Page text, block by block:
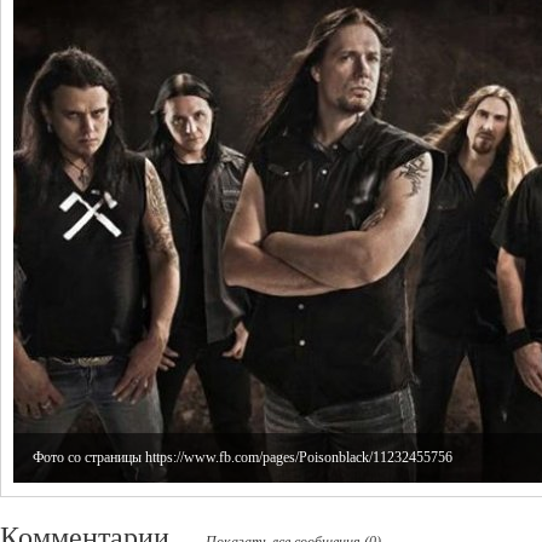
Фото со страницы https://www.fb.com/pages/Poisonblack/11232455756